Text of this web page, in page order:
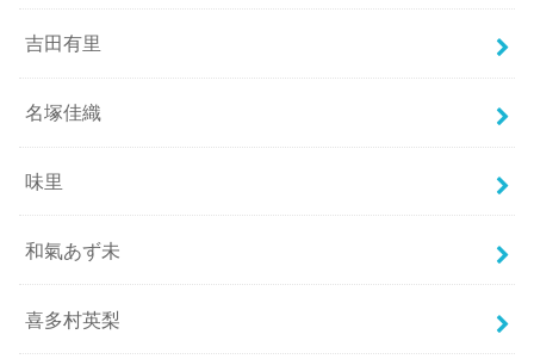
吉田有里
名塚佳織
味里
和氣あず未
喜多村英梨